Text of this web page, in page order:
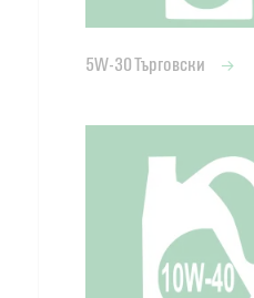
5W-30 Търговски